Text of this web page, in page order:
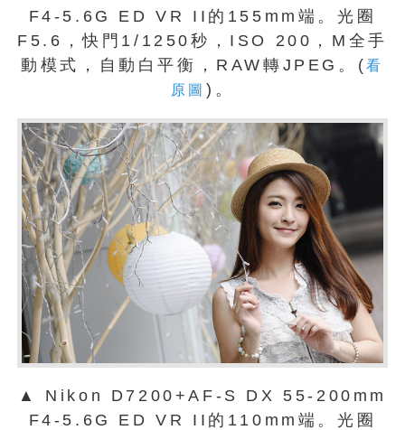
F4-5.6G ED VR II的155mm端。光圈
F5.6，快門1/1250秒，ISO 200，M全手
動模式，自動白平衡，RAW轉JPEG。(看
原圖 )。
▲ Nikon D7200+AF-S DX 55-200mm
F4-5.6G ED VR II的110mm端。光圈